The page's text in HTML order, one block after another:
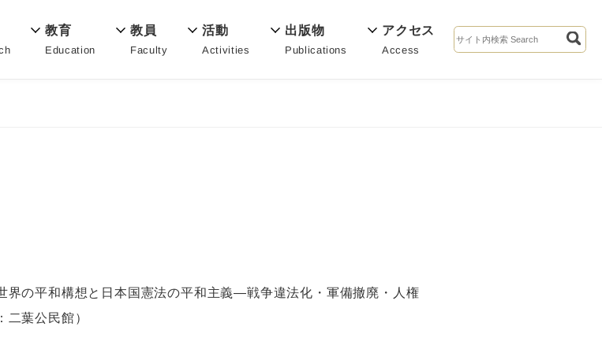
教育
Education
教員
Faculty
活動
Activities
出版物
Publications
アクセス
Access
界の平和構想と日本国憲法の平和主義―戦争違法化・軍備撤廃・人権
葉公民館）